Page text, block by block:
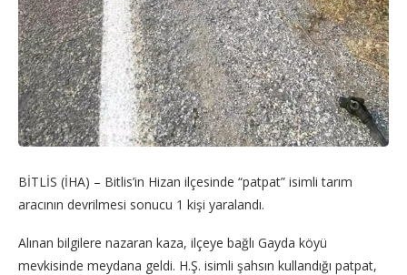
BİTLİS (İHA) – Bitlis’in Hizan ilçesinde “patpat” isimli tarım
aracının devrilmesi sonucu 1 kişi yaralandı.
Alınan bilgilere nazaran kaza, ilçeye bağlı Gayda köyü
mevkisinde meydana geldi. H.Ş. isimli şahsın kullandığı patpat,